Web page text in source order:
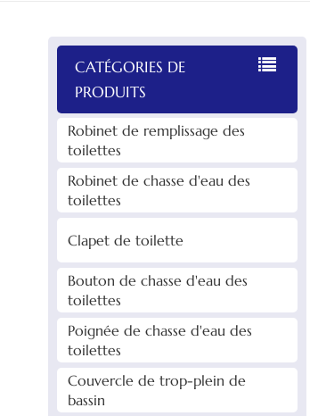
CATÉGORIES DE
PRODUITS
Robinet de remplissage des
toilettes
Robinet de chasse d'eau des
toilettes
Clapet de toilette
Bouton de chasse d'eau des
toilettes
Poignée de chasse d'eau des
toilettes
Couvercle de trop-plein de
bassin